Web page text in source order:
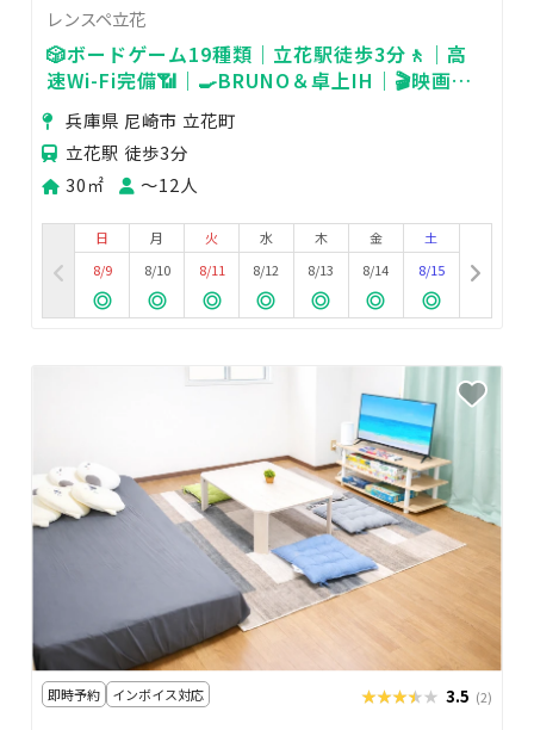
レンスペ立花
🎲ボードゲーム19種類｜立花駅徒歩3分🚶｜高
速Wi-Fi完備📶｜🍳BRUNO＆卓上IH｜🎬映画見
放題スペース🔌
兵庫県 尼崎市 立花町
立花駅 徒歩3分
30㎡
〜12人
日
8/9
月
8/10
火
8/11
水
8/12
木
8/13
金
8/14
土
8/15
即時予約 インボイス対応 ★★★★★
★★★★★ 3.5 (2)